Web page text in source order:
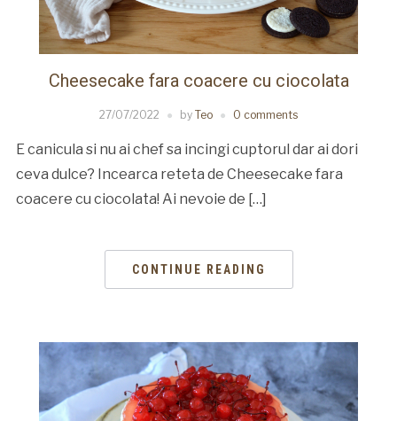
Cheesecake fara coacere cu ciocolata
27/07/2022 by Teo 0 comments
E canicula si nu ai chef sa incingi cuptorul dar ai dori
ceva dulce? Incearca reteta de Cheesecake fara
coacere cu ciocolata! Ai nevoie de […]
CONTINUE READING